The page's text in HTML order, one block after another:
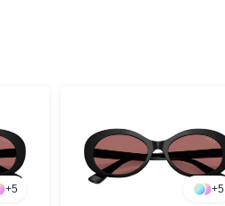
+5 +5